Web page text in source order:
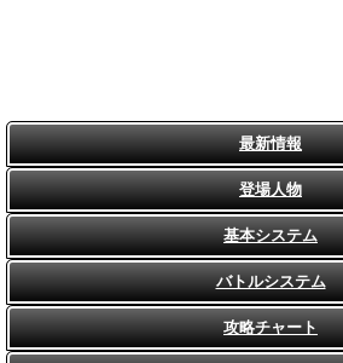
最新情報
登場人物
基本システム
バトルシステム
攻略チャート